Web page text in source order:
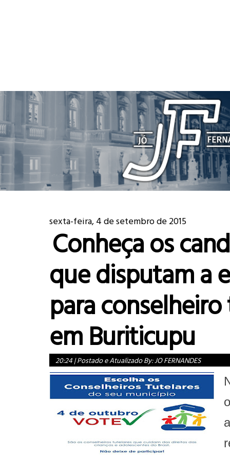
sexta-feira, 4 de setembro de 2015
Conheça os
que disputam a
para
em Buriticupu
20:24|Postado e Atualizado By:JO FERNANDES